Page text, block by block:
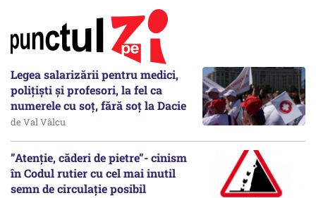
Legea salarizării pentru medici,
polițiști și profesori, la fel ca
numerele cu soț, fără soț la Dacie
de Val Vâlcu
”Atenție, căderi de pietre”- cinism
în Codul rutier cu cel mai inutil
semn de circulație posibil